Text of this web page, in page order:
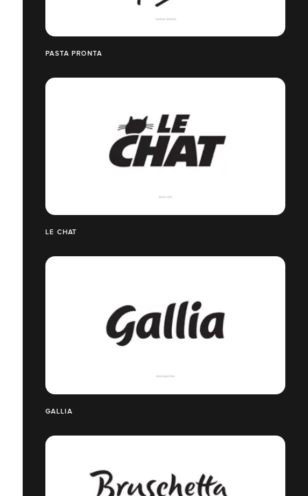
PASTA PRONTA
LE CHAT
GALLIA